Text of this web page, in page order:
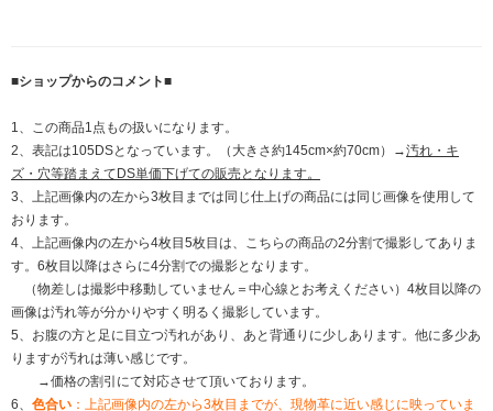
■ショップからのコメント■
1、この商品1点もの扱いになります。
2、表記は105DSとなっています。（大きさ約145cm×約70cm）→汚れ・キ
ズ・穴等踏まえてDS単価下げての販売となります。
3、上記画像内の左から3枚目までは同じ仕上げの商品には同じ画像を使用して
おります。
4、上記画像内の左から4枚目5枚目は、こちらの商品の2分割で撮影してありま
す。6枚目以降はさらに4分割での撮影となります。
（物差しは撮影中移動していません＝中心線とお考えください）4枚目以降の
画像は汚れ等が分かりやすく明るく撮影しています。
5、お腹の方と足に目立つ汚れがあり、あと背通りに少しあります。他に多少あ
りますが汚れは薄い感じです。
→価格の割引にて対応させて頂いております。
6、 色合い ：上記画像内の左から3枚目までが、現物革に近い感じに映っていま